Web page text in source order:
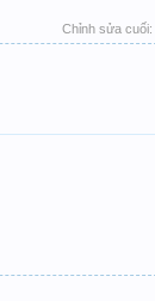
Chỉnh sửa cuối: